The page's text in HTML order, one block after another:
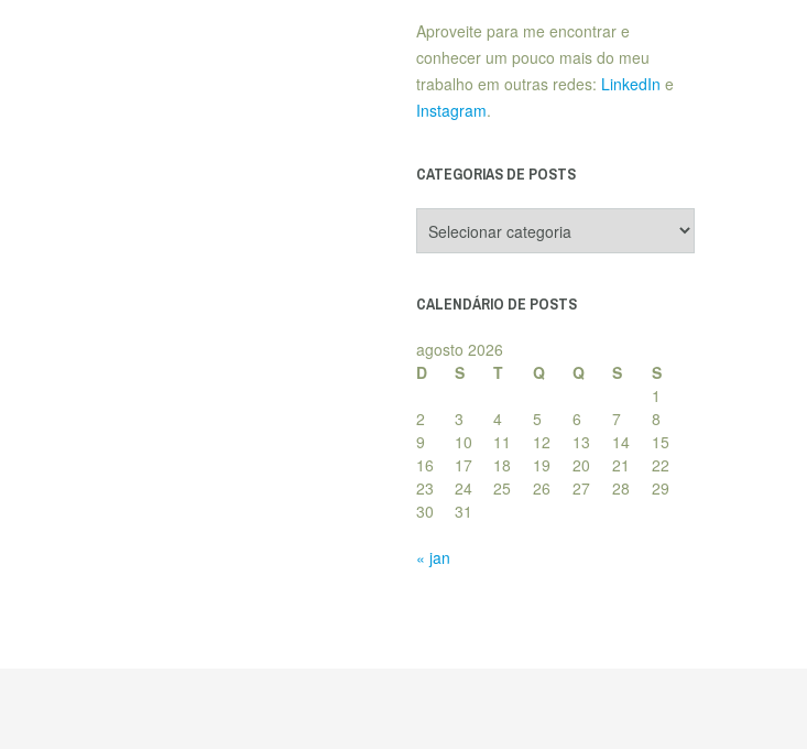
Aproveite para me encontrar e
conhecer um pouco mais do meu
trabalho em outras redes: LinkedIn e
Instagram.
CATEGORIAS DE POSTS
de
CALENDÁRIO DE POSTS
agosto 2026
D
S T Q Q S
S
1
2
3 4 5 6 7
8
9
10 11 12 13 14
15
16
17 18 19 20 21
22
23
24 25 26 27 28
29
30
31
« jan